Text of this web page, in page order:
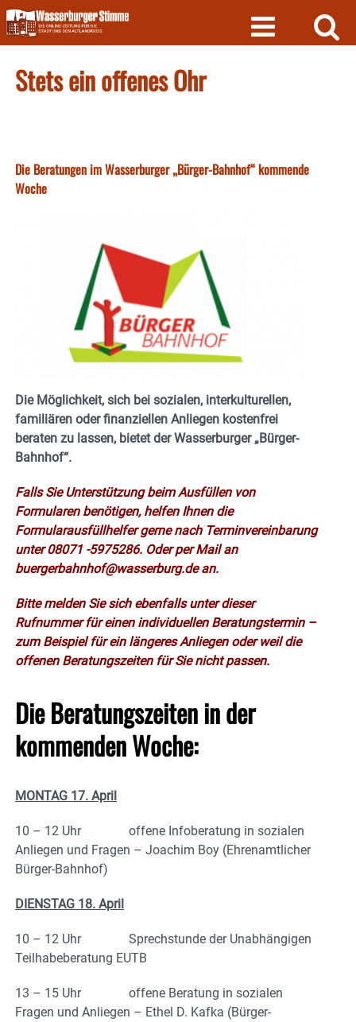
Skip
to
content
Stets ein offenes Ohr
Die Beratungen im Wasserburger „Bürger-Bahnhof“ kommende
Woche
Die Möglichkeit, sich bei sozialen, interkulturellen,
familiären oder finanziellen Anliegen kostenfrei
beraten zu lassen, bietet der Wasserburger „Bürger-
Bahnhof“.
Falls Sie Unterstützung beim Ausfüllen von
Formularen benötigen, helfen Ihnen die
Formularausfüllhelfer gerne nach Terminvereinbarung
unter 08071 -5975286. Oder per Mail an
buergerbahnhof@wasserburg.de an.
Bitte melden Sie sich ebenfalls unter dieser
Rufnummer für einen individuellen Beratungstermin –
zum Beispiel für ein längeres Anliegen oder weil die
offenen Beratungszeiten für Sie nicht passen.
Die Beratungszeiten in der
kommenden Woche:
MONTAG 17. April
10 – 12 Uhr offene Infoberatung in sozialen
Anliegen und Fragen – Joachim Boy (Ehrenamtlicher
Bürger-Bahnhof)
DIENSTAG 18. April
10 – 12 Uhr Sprechstunde der Unabhängigen
Teilhabeberatung EUTB
13 – 15 Uhr offene Beratung in sozialen
Fragen und Anliegen – Ethel D. Kafka (Bürger-